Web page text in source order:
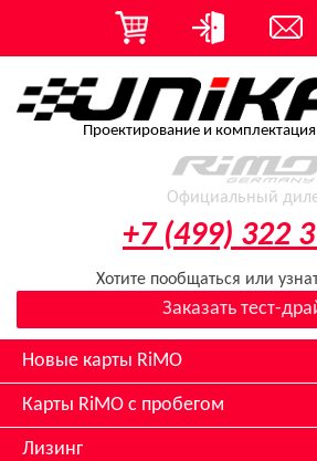
Проектирование и
Официальный
+7 (499) 322
Хотите пообщаться или
Заказать тест-
Новые карты RiMO
Карты RiMO с пробегом
Лизинг